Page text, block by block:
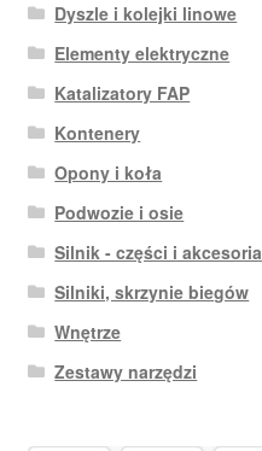
Dyszle i kolejki linowe
Elementy elektryczne
Katalizatory FAP
Kontenery
Opony i koła
Podwozie i osie
Silnik - części i akcesoria
Silniki, skrzynie biegów
Wnętrze
Zestawy narzędzi